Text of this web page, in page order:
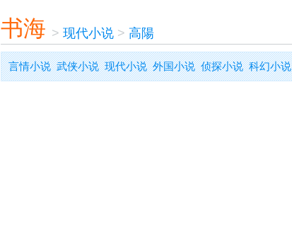
书海 > 现代小说> 高陽
言情小说 武侠小说 现代小说 外国小说 侦探小说 科幻小说